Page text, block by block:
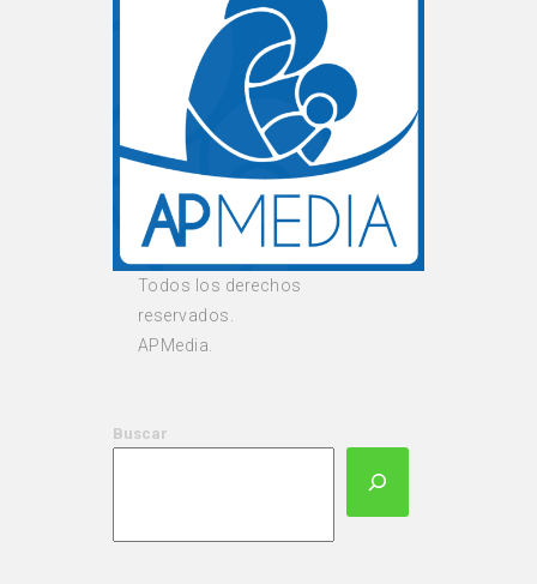
Todos los derechos
reservados.
APMedia.
Buscar